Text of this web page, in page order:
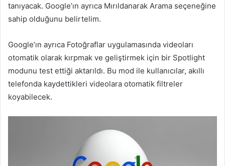
tanıyacak. Google’ın ayrıca Mırıldanarak Arama seçeneğine
sahip olduğunu belirtelim.
Google’ın ayrıca Fotoğraflar uygulamasında videoları
otomatik olarak kırpmak ve geliştirmek için bir Spotlight
modunu test ettiği aktarıldı. Bu mod ile kullanıcılar, akıllı
telefonda kaydettikleri videolara otomatik filtreler
koyabilecek.